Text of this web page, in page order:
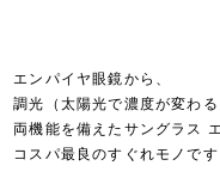
エンパイヤ眼鏡から、
調光（太陽光で濃度が変わ
両機能を備えたサングラス
コスパ最良のすぐれモノです